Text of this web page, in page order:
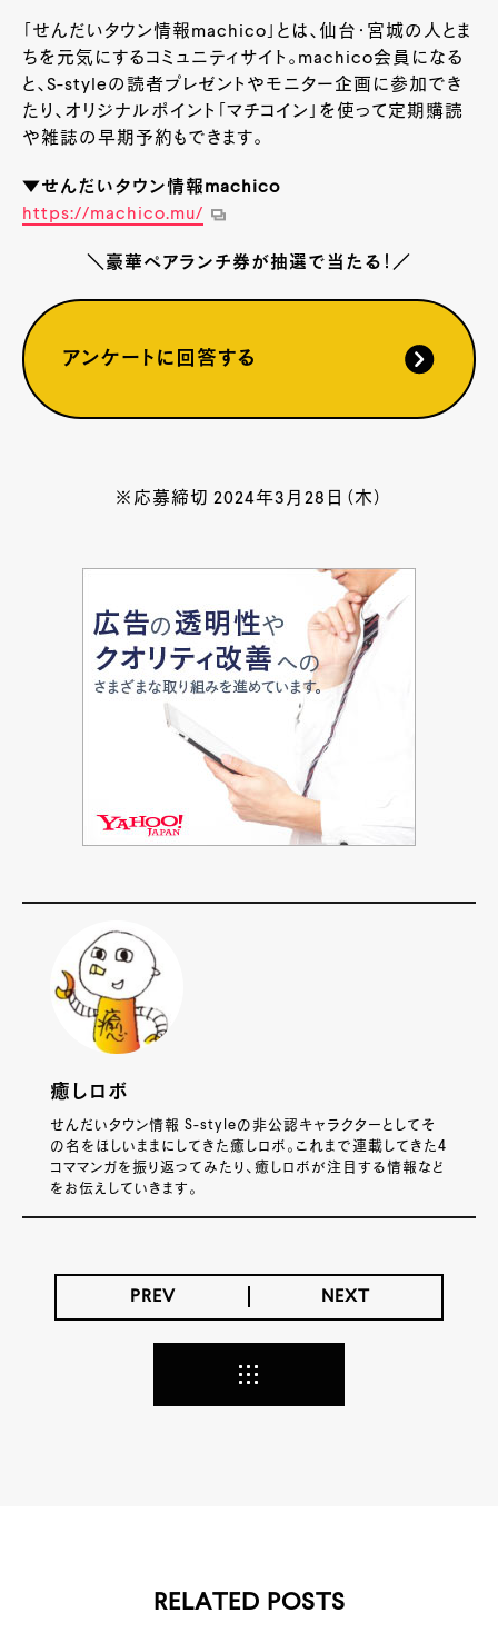
「せんだいタウン情報machico」とは、仙台・宮城の人とま
ちを元気にするコミュニティサイト。machico会員になる
と、S-styleの読者プレゼントやモニター企画に参加でき
たり、オリジナルポイント「マチコイン」を使って定期購読
や雑誌の早期予約もできます。
▼せんだいタウン情報machico
https://machico.mu/
＼豪華ペアランチ券が抽選で当たる！／
アンケートに回答する
※応募締切 2024年3月28日（木）
癒しロボ
せんだいタウン情報 S-styleの非公認キャラクターとしてそ
の名をほしいままにしてきた癒しロボ。これまで連載してきた4
コママンガを振り返ってみたり、癒しロボが注目する情報など
をお伝えしていきます。
PREV NEXT
RELATED POSTS